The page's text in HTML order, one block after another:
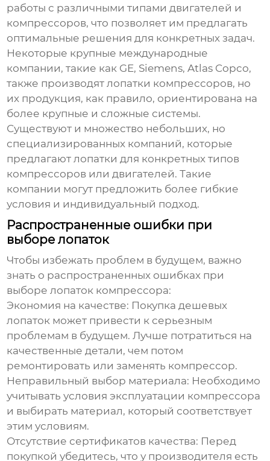
работы с различными типами двигателей и
компрессоров, что позволяет им предлагать
оптимальные решения для конкретных задач.
Некоторые крупные международные
компании, такие как GE, Siemens, Atlas Copco,
также производят лопатки компрессоров, но
их продукция, как правило, ориентирована на
более крупные и сложные системы.
Существуют и множество небольших, но
специализированных компаний, которые
предлагают лопатки для конкретных типов
компрессоров или двигателей. Такие
компании могут предложить более гибкие
условия и индивидуальный подход.
Распространенные ошибки при
выборе лопаток
Чтобы избежать проблем в будущем, важно
знать о распространенных ошибках при
выборе лопаток компрессора:
Экономия на качестве: Покупка дешевых
лопаток может привести к серьезным
проблемам в будущем. Лучше потратиться на
качественные детали, чем потом
ремонтировать или заменять компрессор.
Неправильный выбор материала: Необходимо
учитывать условия эксплуатации компрессора
и выбирать материал, который соответствует
этим условиям.
Отсутствие сертификатов качества: Перед
покупкой убедитесь, что у производителя есть